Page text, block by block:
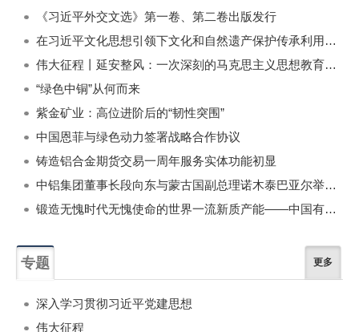
《习近平外交文选》第一卷、第二卷出版发行
在习近平文化思想引领下文化和自然遗产保护传承利用工作开创新局面
伟大征程丨延安整风：一次深刻的马克思主义思想教育运动
“绿色中铜”从何而来
紫金矿业：高位进阶后的“韧性突围”
中国恩菲与绿色动力签署战略合作协议
铸造铝合金期货交易一周年服务实体功能初显
中铝集团董事长段向东与蒙古国副总理诺木泰巴亚尔举行会谈
锻造无愧时代无愧使命的世界一流新质产能——中国有色金属工业的战略应对与破局之道（二）
专题 更多
深入学习贯彻习近平党建思想
伟大征程